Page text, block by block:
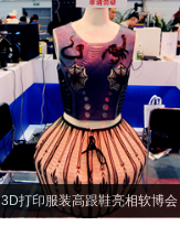
3D打印服装高跟鞋亮相软博会